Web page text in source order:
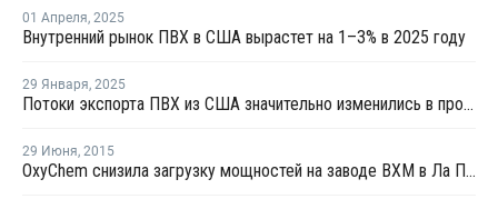
01 Апреля, 2025
Внутренний рынок ПВХ в США вырастет на 1–3% в 2025 году
29 Января, 2025
Потоки экспорта ПВХ из США значительно изменились в прошлом году
29 Июня, 2015
OxyChem снизила загрузку мощностей на заводе ВХМ в Ла Порте из-за технической неполадки